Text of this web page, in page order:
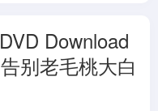
Download
别老毛桃大白